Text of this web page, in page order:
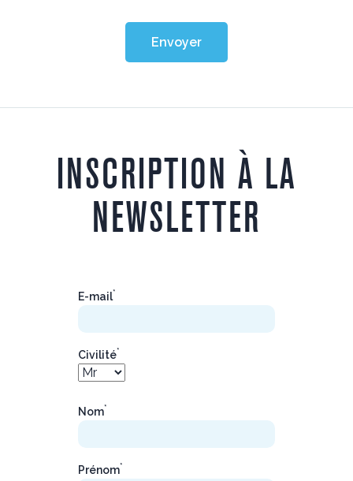
Envoyer
INSCRIPTION À LA
NEWSLETTER
E-mail*
Civilité*
Nom*
Prénom*